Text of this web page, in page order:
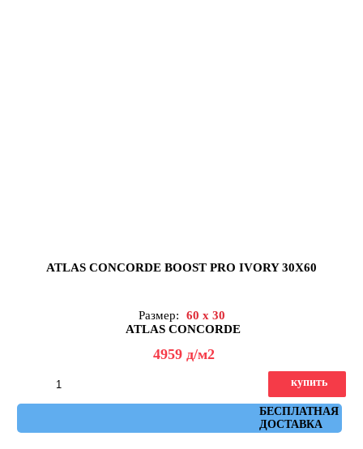
ATLAS CONCORDE BOOST PRO IVORY 30X60
Размер:
60 x 30
ATLAS CONCORDE
4959 д/м2
БЕСПЛАТНАЯ
ДОСТАВКА
купить